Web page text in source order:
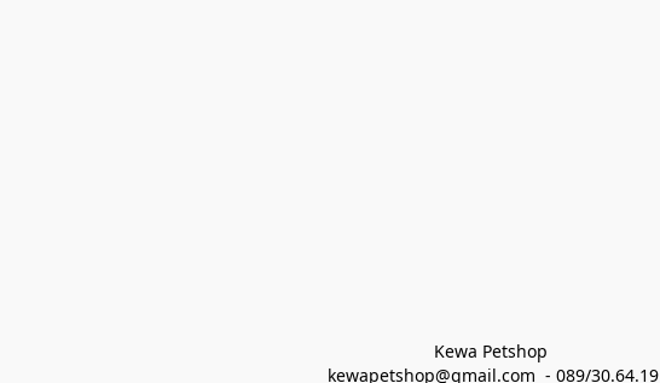
Kewa Petshop
kewapetshop@gmail.com  - 089/30.64.19